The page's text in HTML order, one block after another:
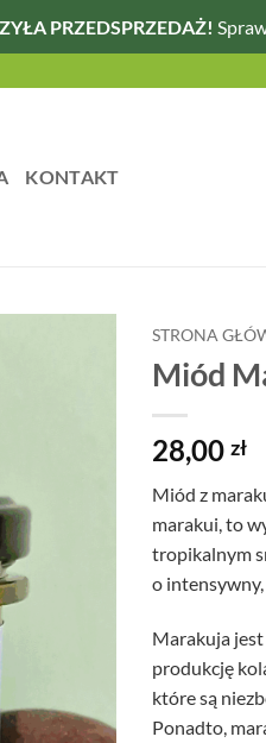
PRZEDSPRZEDAŻ!
KONTAKT
STRONA
Miód
28,00 zł
Miód z
marakui, to
tropikalnym
o
Marakuja
produkcję
które są
Ponadto,